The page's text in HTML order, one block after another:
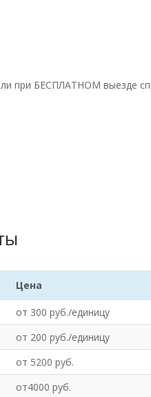
при БЕСПЛАТНОМ выезде
Цена
от 300 руб./единицу
от 200 руб./единицу
от 5200 руб.
от4000 руб.